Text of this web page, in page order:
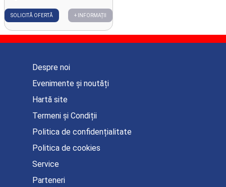
SOLICITĂ OFERTĂ + INFORMAȚII
Despre noi
Evenimente și noutăți
Hartă site
Termeni și Condiții
Politica de confidențialitate
Politica de cookies
Service
Parteneri